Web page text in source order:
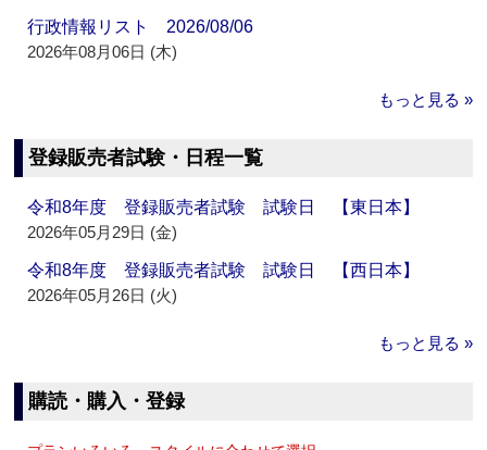
行政情報リスト 2026/08/06
2026年08月06日 (木)
もっと見る »
登録販売者試験・日程一覧
令和8年度 登録販売者試験 試験日 【東日本】
2026年05月29日 (金)
令和8年度 登録販売者試験 試験日 【西日本】
2026年05月26日 (火)
もっと見る »
購読・購入・登録